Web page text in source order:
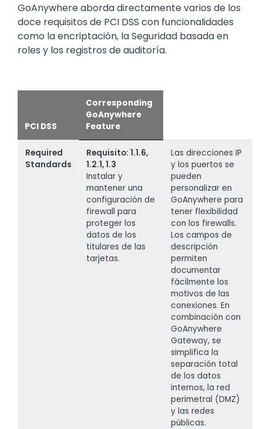
GoAnywhere aborda directamente varios de los
doce requisitos de PCI DSS con funcionalidades
como la encriptación, la Seguridad basada en
roles y los registros de auditoría.
PCI DSS
Corresponding
GoAnywhere
Feature
Required
Standards
Requisito: 1.1.6,
1.2.1, 1.3
Instalar y
mantener una
configuración de
firewall para
proteger los
datos de los
titulares de las
tarjetas.
Las direcciones IP
y los puertos se
pueden
personalizar en
GoAnywhere para
tener flexibilidad
con los firewalls.
Los campos de
descripción
permiten
documentar
fácilmente los
motivos de las
conexiones. En
combinación con
GoAnywhere
Gateway, se
simplifica la
separación total
de los datos
internos, la red
perimetral (DMZ)
y las redes
públicas.